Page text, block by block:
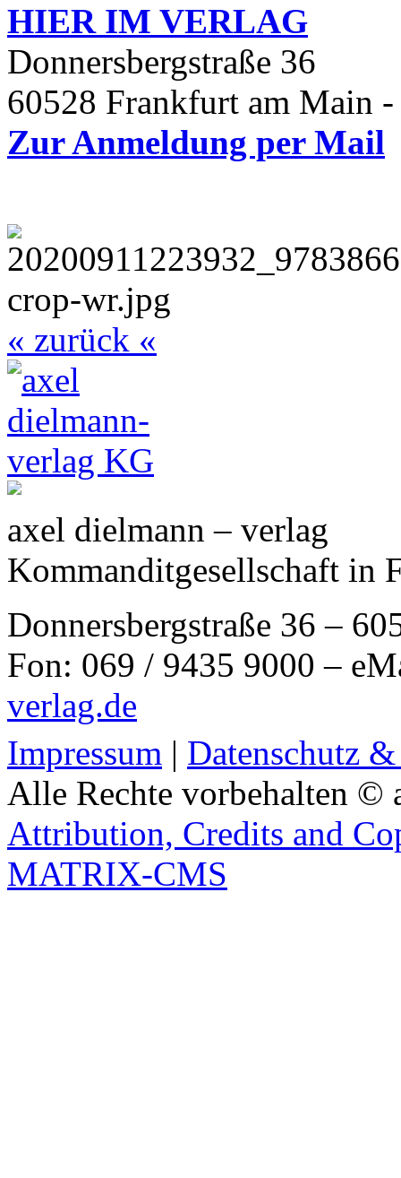
HIER IM VERLAG
Donnersbergstraße 36
60528 Frankfurt am Main
Zur Anmeldung per Mail
« zurück «
axel dielmann – verlag
Kommanditgesellschaft in
Donnersbergstraße 36 –
Fon: 069 / 9435 9000 –
verlag.de
Impressum | Datenschutz
Alle Rechte vorbehalten ©
Attribution, Credits and
MATRIX-CMS